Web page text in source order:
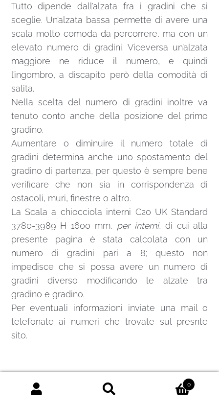
Tutto dipende dall’alzata fra i gradini che si
sceglie. Un’alzata bassa permette di avere una
scala molto comoda da percorrere, ma con un
elevato numero di gradini. Viceversa un’alzata
maggiore ne riduce il numero, e quindi
l’ingombro, a discapito però della comodità di
salita.
Nella scelta del numero di gradini inoltre va
tenuto conto anche della posizione del primo
gradino.
Aumentare o diminuire il numero totale di
gradini determina anche uno spostamento del
gradino di partenza, per questo è sempre bene
verificare che non sia in corrispondenza di
ostacoli, muri, finestre o altro.
La Scala a chiocciola interni C20 UK Standard
3780-3989 H 1600 mm, per interni, di cui alla
presente pagina è stata calcolata con un
numero di gradini pari a 8; questo non
impedisce che si possa avere un numero di
gradini diverso modificando le alzate tra
gradino e gradino.
Per eventuali informazioni inviate una mail o
telefonate ai numeri che trovate sul presnte
sito.
SCALE A CHIOCCIOLA DI FORMA
ROTONDA O QUADRATA
0